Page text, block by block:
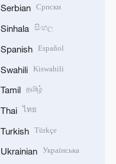
Serbian Српски
Sinhala සිංහල
Spanish Español
Swahili Kiswahili
Tamil தமிழ்
Thai ไทย
Turkish Türkçe
Ukrainian Українська